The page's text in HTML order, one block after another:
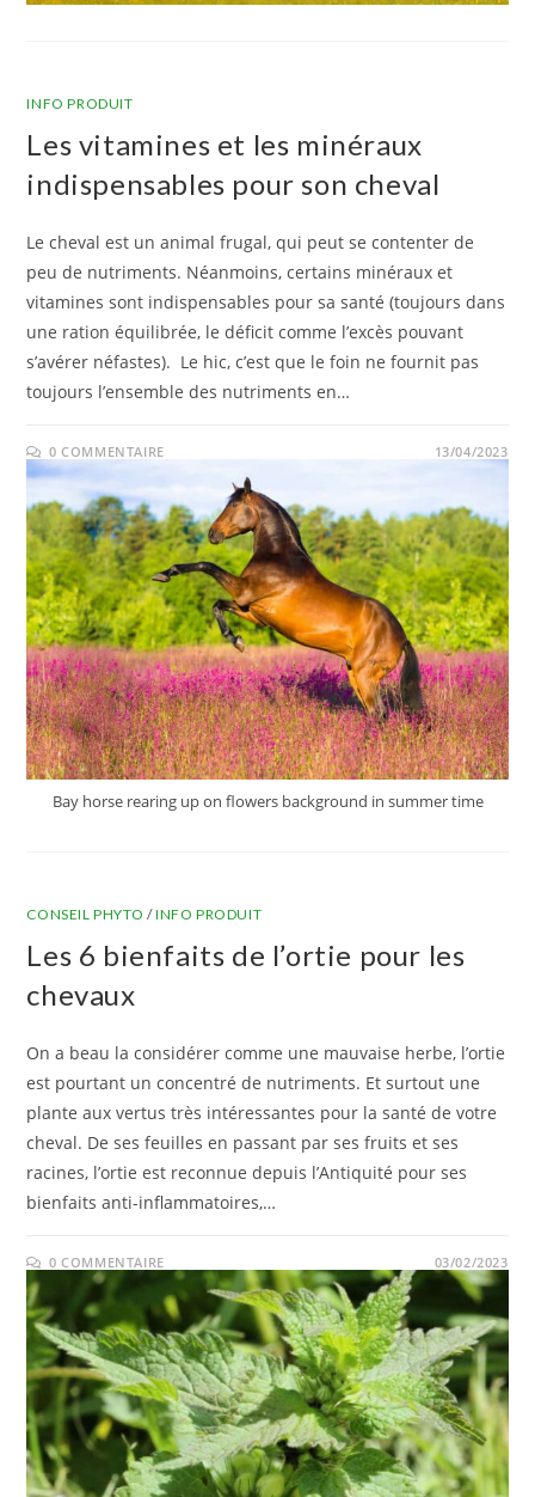
INFO PRODUIT
Les vitamines et les minéraux
indispensables pour son cheval
Le cheval est un animal frugal, qui peut se contenter de
peu de nutriments. Néanmoins, certains minéraux et
vitamines sont indispensables pour sa santé (toujours dans
une ration équilibrée, le déficit comme l’excès pouvant
s’avérer néfastes). Le hic, c’est que le foin ne fournit pas
toujours l’ensemble des nutriments en…
0 COMMENTAIRE 13/04/2023
Bay horse rearing up on flowers background in summer time
CONSEIL PHYTO /INFO PRODUIT
Les 6 bienfaits de l’ortie pour les
chevaux
On a beau la considérer comme une mauvaise herbe, l’ortie
est pourtant un concentré de nutriments. Et surtout une
plante aux vertus très intéressantes pour la santé de votre
cheval. De ses feuilles en passant par ses fruits et ses
racines, l’ortie est reconnue depuis l’Antiquité pour ses
bienfaits anti-inflammatoires,…
0 COMMENTAIRE 03/02/2023